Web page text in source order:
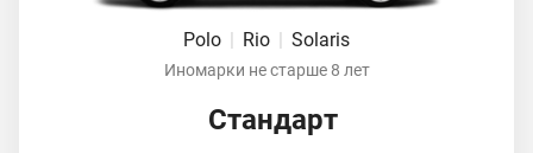
Polo | Rio | Solaris
Иномарки не старше 8 лет
Стандарт